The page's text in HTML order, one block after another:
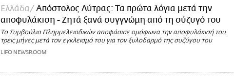
Ελλάδα
Απόστολος Λύτρας: Τα πρώτα λόγια μετά την
αποφυλάκιση - Ζητά ξανά συγγνώμη από τη σύζυγό του
Το Συμβούλιο Πλημμελειοδικών αποφάσισε ομόφωνα την αποφυλάκισή του
τρεις μήνες μετά τον εγκλεισμό του για τον ξυλοδαρμό της συζύγου του
LIFO NEWSROOM